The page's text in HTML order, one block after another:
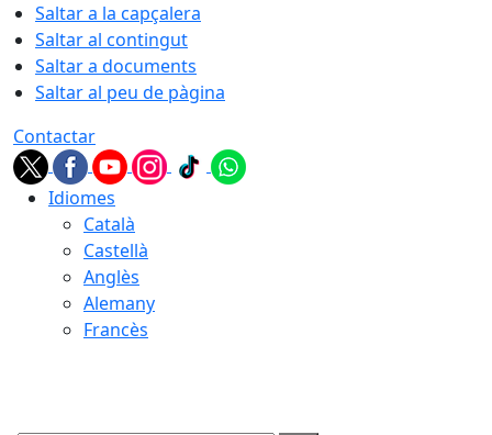
Saltar a la capçalera
Saltar al contingut
Saltar a documents
Saltar al peu de pàgina
Contactar
Idiomes
Català
Castellà
Anglès
Alemany
Francès